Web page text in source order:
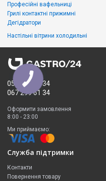
Професійні вафельниці
Грилі контактні прижимні
Дегідратори
Настільні вітрини холодильні
050 335 61 34
067 299 61 34
Оформити замовлення
8:00 - 23:00
Ми приймаємо:
Служба підтримки
Контакти
Повернення товару